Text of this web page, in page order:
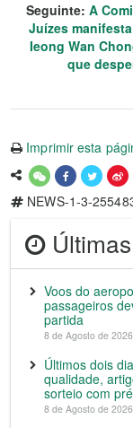
Seguinte: A
Juízes
Ieong Wan
que
Imprimir esta
NEWS-1-3-
Voos do
passageiros
partida
8 de Agosto de
Últimos dois
qualidade,
sorteio com
8 de Agosto de